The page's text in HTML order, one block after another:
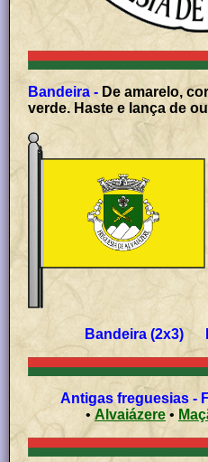
Bandeira - De amarelo,
verde. Haste e lança de
Antigas freguesias -
• Alvaiázere •